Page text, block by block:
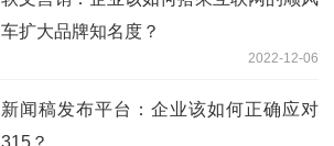
车扩大品牌知名度？
2022-12-06
新闻稿发布平台：企业该如何正确应对